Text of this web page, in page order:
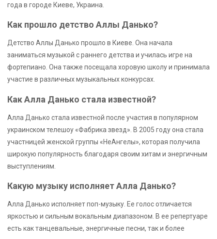
года в городе Киеве, Украина.
Как прошло детство Аллы Данько?
Детство Аллы Данько прошло в Киеве. Она начала
заниматься музыкой с раннего детства и училась игре на
фортепиано. Она также посещала хоровую школу и принимала
участие в различных музыкальных конкурсах.
Как Алла Данько стала известной?
Алла Данько стала известной после участия в популярном
украинском телешоу «Фабрика звезд». В 2005 году она стала
участницей женской группы «НеАнгелы», которая получила
широкую популярность благодаря своим хитам и энергичным
выступлениям.
Какую музыку исполняет Алла Данько?
Алла Данько исполняет поп-музыку. Ее голос отличается
яркостью и сильным вокальным диапазоном. В ее репертуаре
есть как танцевальные, энергичные песни, так и более